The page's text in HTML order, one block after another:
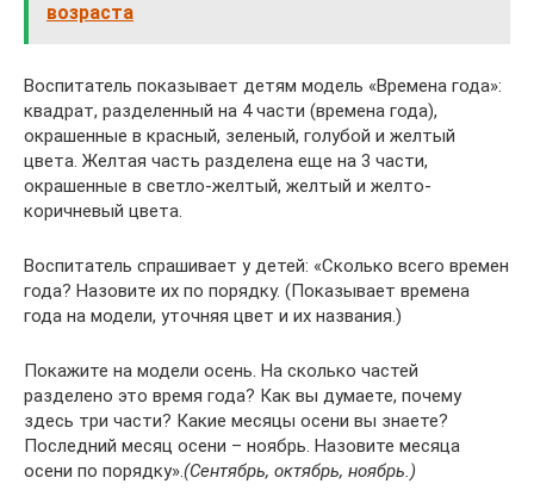
возраста
Воспитатель показывает детям модель «Времена года»:
квадрат, разделенный на 4 части (времена года),
окрашенные в красный, зеленый, голубой и желтый
цвета. Желтая часть разделена еще на 3 части,
окрашенные в светло-желтый, желтый и желто-
коричневый цвета.
Воспитатель спрашивает у детей: «Сколько всего времен
года? Назовите их по порядку. (Показывает времена
года на модели, уточняя цвет и их названия.)
Покажите на модели осень. На сколько частей
разделено это время года? Как вы думаете, почему
здесь три части? Какие месяцы осени вы знаете?
Последний месяц осени – ноябрь. Назовите месяца
осени по порядку».(Сентябрь, октябрь, ноябрь.)